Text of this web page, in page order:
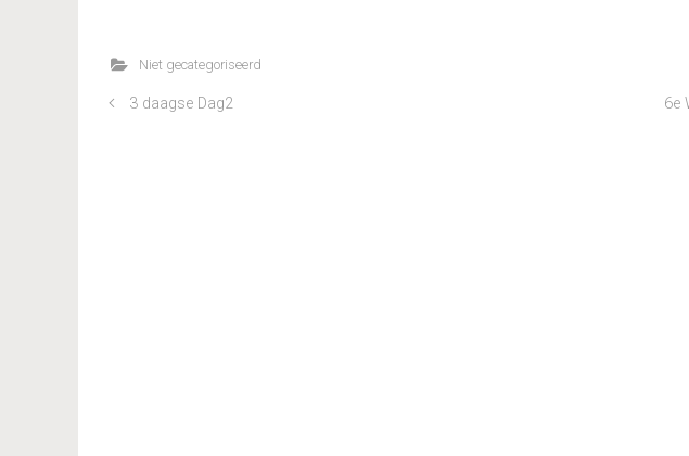
Niet gecategoriseerd
3 daagse Dag2 6e